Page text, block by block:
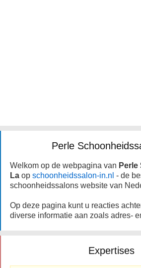
Perle
Welkom op de webpagina van
La op schoonheidssalon-in.nl - de
schoonheidssalons website van
Op deze pagina kunt u reacties
diverse informatie aan zoals adres-
Expertises